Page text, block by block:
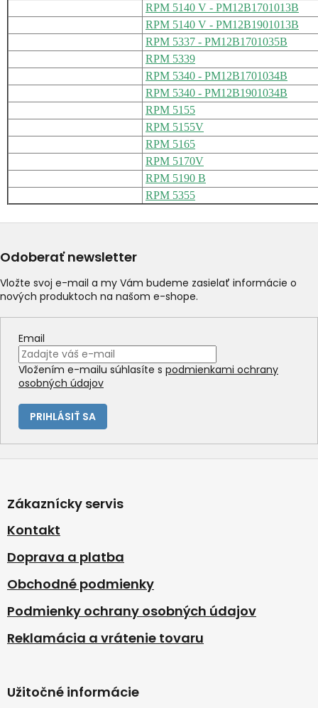
RPM 5140 V - PM12B1701013B
RPM 5140 V - PM12B1901013B
RPM 5337 - PM12B1701035B
RPM 5339
RPM 5340 - PM12B1701034B
RPM 5340 - PM12B1901034B
RPM 5155
RPM 5155V
RPM 5165
RPM 5170V
RPM 5190 B
RPM 5355
Odoberať newsletter
Vložte svoj e-mail a my Vám budeme zasielať informácie o
nových produktoch na našom e-shope.
Email
Vložením e-mailu súhlasíte s podmienkami ochrany
osobných údajov
PRIHLÁSIŤ SA
Z
p
ä
e
Zákaznícky servis
Kontakt
Doprava a platba
Obchodné podmienky
Podmienky ochrany osobných údajov
Reklamácia a vrátenie tovaru
Užitočné informácie